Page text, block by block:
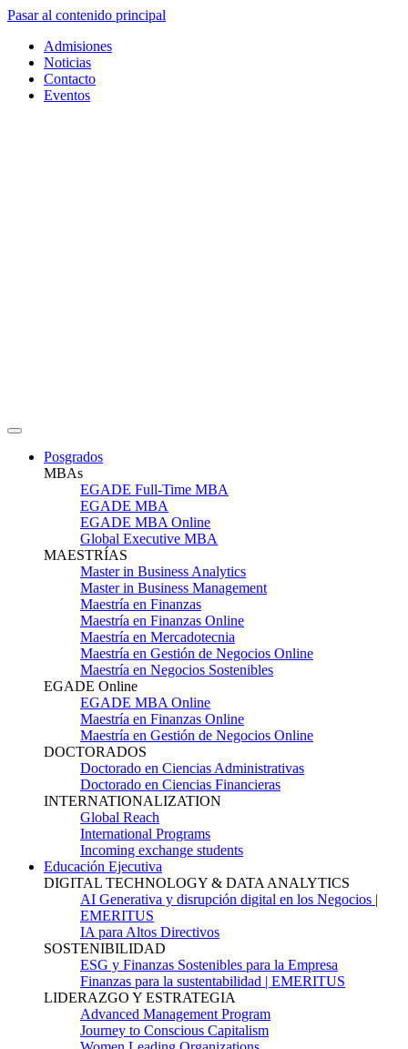
Pasar al contenido principal
Admisiones
Noticias
Contacto
Eventos
Posgrados
MBAs
EGADE Full-Time MBA
EGADE MBA
EGADE MBA Online
Global Executive MBA
MAESTRÍAS
Master in Business Analytics
Master in Business Management
Maestría en Finanzas
Maestría en Finanzas Online
Maestría en Mercadotecnia
Maestría en Gestión de Negocios Online
Maestría en Negocios Sostenibles
EGADE Online
EGADE MBA Online
Maestría en Finanzas Online
Maestría en Gestión de Negocios Online
DOCTORADOS
Doctorado en Ciencias Administrativas
Doctorado en Ciencias Financieras
INTERNATIONALIZATION
Global Reach
International Programs
Incoming exchange students
Educación Ejecutiva
DIGITAL TECHNOLOGY & DATA ANALYTICS
AI Generativa y disrupción digital en los Negocios |
EMERITUS
IA para Altos Directivos
SOSTENIBILIDAD
ESG y Finanzas Sostenibles para la Empresa
Finanzas para la sustentabilidad | EMERITUS
LIDERAZGO Y ESTRATEGIA
Advanced Management Program
Journey to Conscious Capitalism